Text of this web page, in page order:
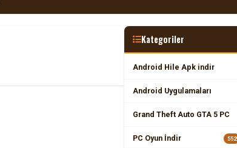
Kategoriler
Android Hile Apk indir
Android Uygulamaları
Grand Theft Auto GTA 5 PC
PC Oyun İndir 552